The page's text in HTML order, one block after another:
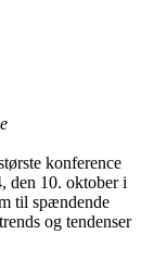
konference
den 10. oktober i
til spændende
og tendenser